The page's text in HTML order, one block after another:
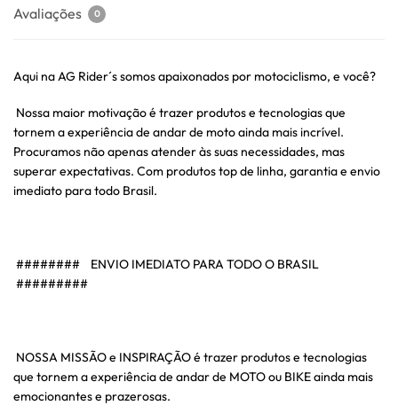
Avaliações 0
Aqui na AG Rider´s somos apaixonados por motociclismo, e você?
Nossa maior motivação é trazer produtos e tecnologias que
tornem a experiência de andar de moto ainda mais incrível.
Procuramos não apenas atender às suas necessidades, mas
superar expectativas. Com produtos top de linha, garantia e envio
imediato para todo Brasil.
######## ENVIO IMEDIATO PARA TODO O BRASIL
#########
NOSSA MISSÃO e INSPIRAÇÃO é trazer produtos e tecnologias
que tornem a experiência de andar de MOTO ou BIKE ainda mais
emocionantes e prazerosas.